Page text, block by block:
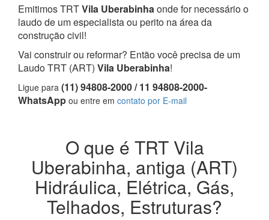
Emitimos TRTVila Uberabinhaonde for necessário o
laudo de um especialista ou perito na área da
construção civil!
Vai construir ou reformar? Então você precisa de um
Laudo TRT (ART) Vila Uberabinha!
Ligue para (11) 94808-2000 / 11 94808-2000-
WhatsApp ou entre em contato por E-mail
O que é TRT Vila
Uberabinha, antiga (ART)
Hidráulica, Elétrica, Gás,
Telhados, Estruturas?